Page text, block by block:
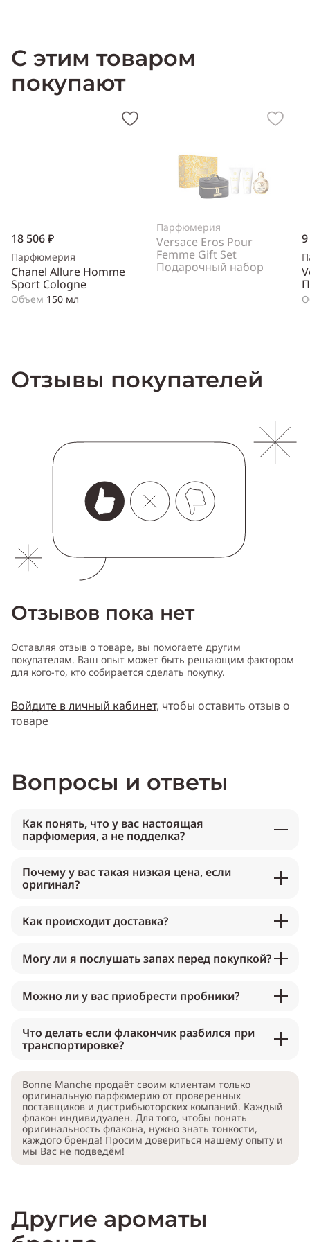
С этим товаром
покупают
18 506 ₽
Парфюмерия
Chanel Allure Homme
Sport Cologne
Объем 150 мл
Парфюмерия
Versace Eros Pour
Femme Gift Set
Подарочный набор
Отзывы покупателей
Отзывов пока нет
Оставляя отзыв о товаре, вы помогаете другим
покупателям. Ваш опыт может быть решающим фактором
для кого-то, кто собирается сделать покупку.
Войдите в личный кабинет, чтобы оставить отзыв о
товаре
Вопросы и ответы
Как понять, что у вас настоящая
парфюмерия, а не подделка?
Почему у вас такая низкая цена, если
оригинал?
Как происходит доставка?
Могу ли я послушать запах перед покупкой?
Можно ли у вас приобрести пробники?
Что делать если флакончик разбился при
транспортировке?
Bonne Manche продаёт своим клиентам только
оригинальную парфюмерию от проверенных
поставщиков и дистрибьюторских компаний. Каждый
флакон индивидуален. Для того, чтобы понять
оригинальность флакона, нужно знать тонкости,
каждого бренда! Просим довериться нашему опыту и
мы Вас не подведём!
Другие ароматы